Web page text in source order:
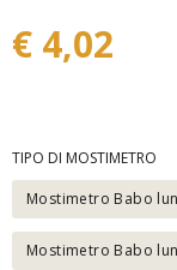
€ 4,02
TIPO DI MOSTIMETRO
Mostimetro Babo
Mostimetro Babo